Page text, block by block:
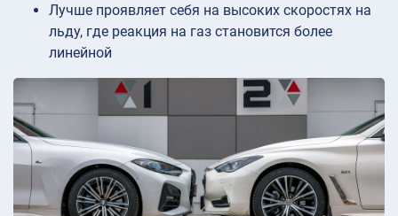
Лучше проявляет себя на высоких скоростях на
льду, где реакция на газ становится более
линейной